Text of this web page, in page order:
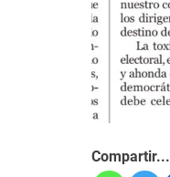
Compartir...